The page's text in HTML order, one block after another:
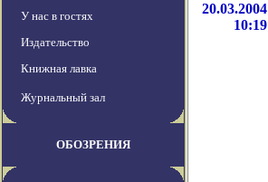
У нас в гостях
Издательство
Книжная лавка
Журнальный зал
ОБОЗРЕНИЯ
20.03.2004
10:19